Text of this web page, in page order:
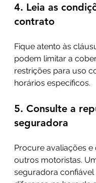
4. Leia as
contrato
Fique atento às
podem limitar a
restrições para uso
horários específicos.
5. Consulte a
seguradora
Procure avaliações e
outros motoristas.
seguradora confiável